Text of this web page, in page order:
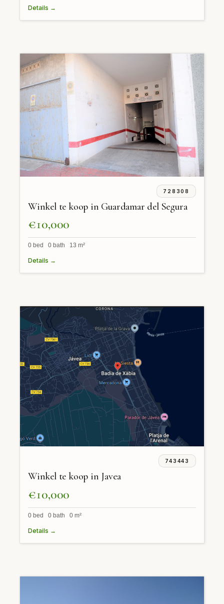
Details →
728308
Winkel te koop in Guardamar del Segura
€10,000
0 bed 0 bath 13 m²
Details →
743443
Winkel te koop in Javea
€10,000
0 bed 0 bath 0 m²
Details →